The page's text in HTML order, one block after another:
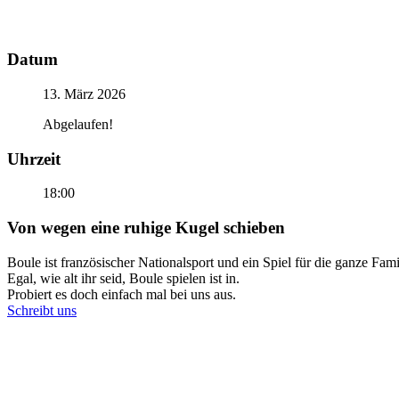
Datum
13. März 2026
Abgelaufen!
Uhrzeit
18:00
Von wegen eine ruhige Kugel schieben
Boule ist französischer Nationalsport und ein Spiel für die ganze
Egal, wie alt ihr seid, Boule spielen ist in.
Probiert es doch einfach mal bei uns aus.
Schreibt uns